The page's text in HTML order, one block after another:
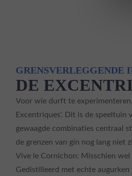
GRENSVERLEGGENDE
DE
Voor wie durft te
Excentriques'. Dit is de speeltuin
gewaagde combinaties centraal
de grenzen van gin nog lang niet
Vive le Cornichon: Misschien wel
Gedistilleerd met echte